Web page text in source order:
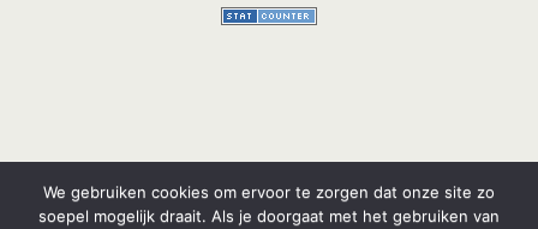
We gebruiken cookies om ervoor te zorgen dat onze site zo
soepel mogelijk draait. Als je doorgaat met het gebruiken van